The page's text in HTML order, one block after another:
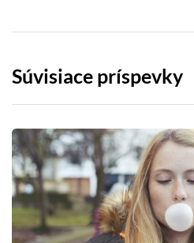
Súvisiace príspevky